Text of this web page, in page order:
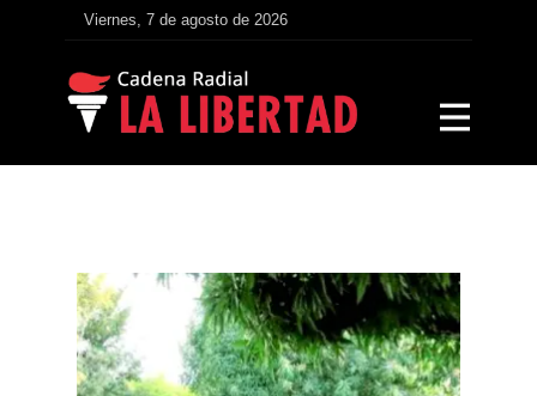
Viernes, 7 de agosto de 2026